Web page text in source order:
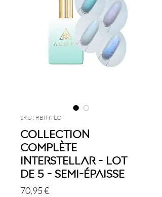
SKU : RBINTLO
Collection
complète
Interstellar - Lot
de 5 - Semi-Épaisse
70,95 €Prix